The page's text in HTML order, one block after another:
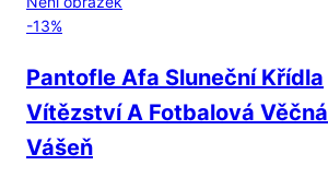
-13%
Pantofle Afa Sluneční Křídla
Vítězství A Fotbalová Věčná
Vášeň